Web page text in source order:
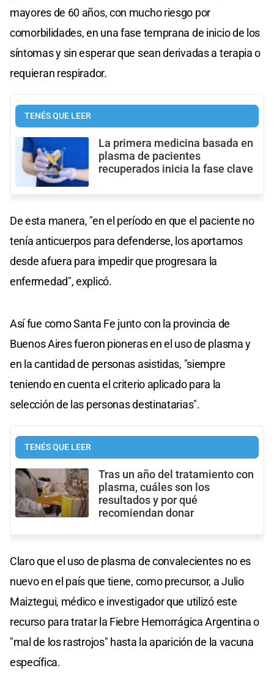
mayores de 60 años, con mucho riesgo por
comorbilidades, en una fase temprana de inicio de los
síntomas y sin esperar que sean derivadas a terapia o
requieran respirador.
TENÉS QUE LEER
La primera medicina basada en
plasma de pacientes
recuperados inicia la fase clave
De esta manera, "en el período en que el paciente no
tenía anticuerpos para defenderse, los aportamos
desde afuera para impedir que progresara la
enfermedad", explicó.
Así fue como Santa Fe junto con la provincia de
Buenos Aires fueron pioneras en el uso de plasma y
en la cantidad de personas asistidas, "siempre
teniendo en cuenta el criterio aplicado para la
selección de las personas destinatarias".
TENÉS QUE LEER
Tras un año del tratamiento con
plasma, cuáles son los
resultados y por qué
recomiendan donar
Claro que el uso de plasma de convalecientes no es
nuevo en el país que tiene, como precursor, a Julio
Maiztegui, médico e investigador que utilizó este
recurso para tratar la Fiebre Hemorrágica Argentina o
"mal de los rastrojos" hasta la aparición de la vacuna
específica.